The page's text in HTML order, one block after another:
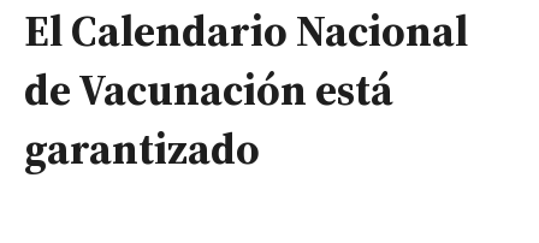
El Calendario Nacional
de Vacunación está
garantizado